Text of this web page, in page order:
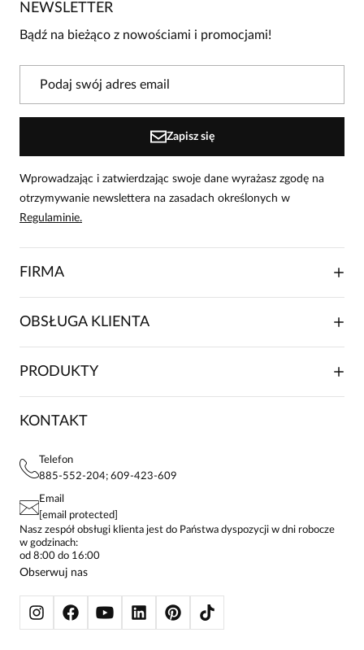
Bądź pierwszą osobą, która podzieli się opinią o tym
W naszej witrynie opinie mogą dodawać tylko
NEWSLETTER
Bądź na bieżąco z nowościami i promocjami!
Zapisz się
Wprowadzając i zatwierdzając swoje dane wyrażasz zgodę na
otrzymywanie newslettera na zasadach określonych w
Regulaminie.
FIRMA
O NAS
FRANCZYZA
KONTAKTY
OBSŁUGA KLIENTA
SKŁADANIE ZAMÓWIENIA
FAQ
POLITYKA PRYWATNOŚCI
STREFA STAŁEGO KLIENTA
PRODUKTY
SUKIENKI
KOSZULE DAMSKIE
SPODNIE DAMSKIE
ŻAKIETY I MARYNARKI
SWETRY
BLUZY
KONTAKT
Telefon
885-552-204; 609-423-609
Email
[email protected]
Nasz zespół obsługi klienta jest do Państwa dyspozycji w dni robocze
w godzinach:
od 8:00 do 16:00
Obserwuj nas